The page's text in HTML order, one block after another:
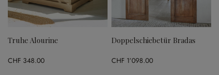
Truhe Alourine
CHF 348.00
Doppelschiebetür Bradas
CHF 1’098.00